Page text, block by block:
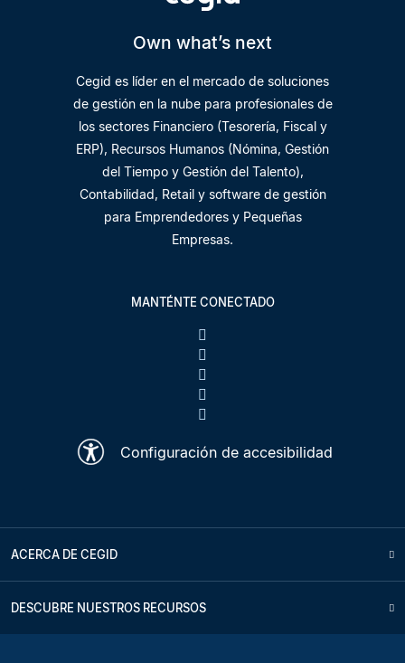
Own what’s next
Cegid es líder en el mercado de soluciones
de gestión en la nube para profesionales de
los sectores Financiero (Tesorería, Fiscal y
ERP), Recursos Humanos (Nómina, Gestión
del Tiempo y Gestión del Talento),
Contabilidad, Retail y software de gestión
para Emprendedores y Pequeñas
Empresas.
MANTÉNTE CONECTADO
Configuración de accesibilidad
ACERCA DE CEGID
DESCUBRE NUESTROS RECURSOS